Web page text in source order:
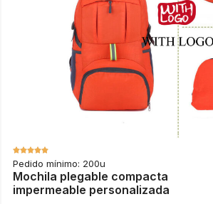
Pedido mínimo: 200u
Mochila plegable compacta
impermeable personalizada